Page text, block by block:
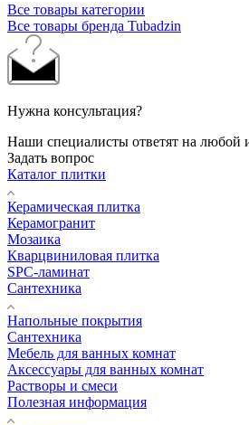
Все товары категории
Все товары бренда Tubadzin
Нужна консультация?
Наши специалисты ответят на любой
Задать вопрос
Каталог плитки
Керамическая плитка
Керамогранит
Мозаика
Кварцвиниловая плитка
SPC-ламинат
Сантехника
Напольные покрытия
Сантехника
Мебель для ванных комнат
Аксессуары для ванных комнат
Растворы и смеси
Полезная информация